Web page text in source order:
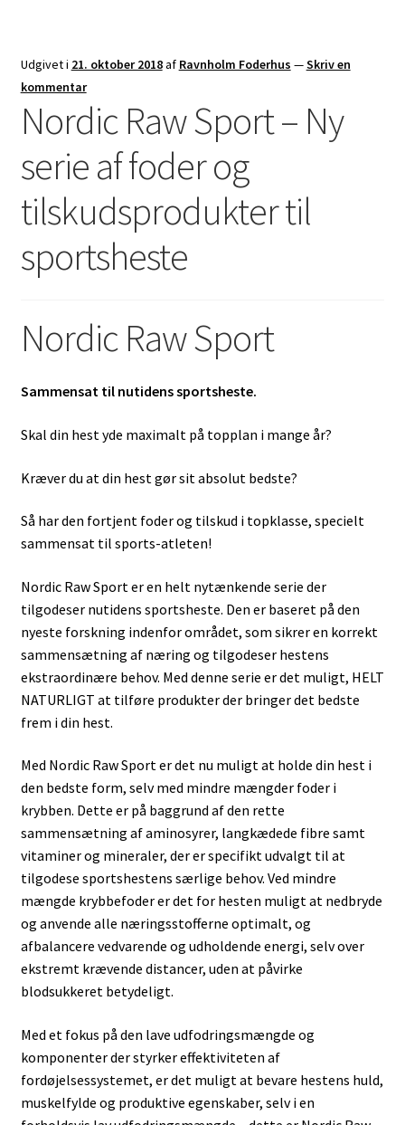
Udgivet i 21. oktober 2018af Ravnholm Foderhus —Skriv en
kommentar
Nordic Raw Sport – Ny
serie af foder og
tilskudsprodukter til
sportsheste
Nordic Raw Sport
Sammensat til nutidens sportsheste.
Skal din hest yde maximalt på topplan i mange år?
Kræver du at din hest gør sit absolut bedste?
Så har den fortjent foder og tilskud i topklasse, specielt
sammensat til sports-atleten!
Nordic Raw Sport er en helt nytænkende serie der
tilgodeser nutidens sportsheste. Den er baseret på den
nyeste forskning indenfor området, som sikrer en korrekt
sammensætning af næring og tilgodeser hestens
ekstraordinære behov. Med denne serie er det muligt, HELT
NATURLIGT at tilføre produkter der bringer det bedste
frem i din hest.
Med Nordic Raw Sport er det nu muligt at holde din hest i
den bedste form, selv med mindre mængder foder i
krybben. Dette er på baggrund af den rette
sammensætning af aminosyrer, langkædede fibre samt
vitaminer og mineraler, der er specifikt udvalgt til at
tilgodese sportshestens særlige behov. Ved mindre
mængde krybbefoder er det for hesten muligt at nedbryde
og anvende alle næringsstofferne optimalt, og
afbalancere vedvarende og udholdende energi, selv over
ekstremt krævende distancer, uden at påvirke
blodsukkeret betydeligt.
Med et fokus på den lave udfodringsmængde og
komponenter der styrker effektiviteten af
fordøjelsessystemet, er det muligt at bevare hestens huld,
muskelfylde og produktive egenskaber, selv i en